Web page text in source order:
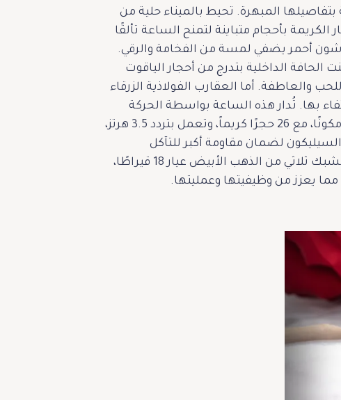
المبهرة. تحيط بالميناء حلية من
بأحجام متباينة لتمنح الساعة تألقًا
أحمر يضفي لمسة من الفخامة والرقي.
الحافة الداخلية بتدرج من أحجار الياقوت
الأحمر بين الساعتين 6 و9، ليكون رمزًا دائمًا للحب والعاطفة. أما العقارب الفولاذية الزرقاء
بها. تُدار هذه الساعة بواسطة الحركة
الأوتوماتيكية Calibre 537/3، التي تتميز باحتياطي طاقة يصل إلى 45 ساعة. تضم الحركة 191 مكونًا، مع 26 حجرًا كريماً، وتعمل بتردد 3.5 هرتز،
لضمان مقاومة أكبر للتآكل
والعوامل الخارجية. يكتمل التصميم بسوار مصنوع من جلد التمساح الأحمر الفاخر، يُغلق بمشبك ثلاثي من الذهب الأبيض عيار 18 قيراطًا،